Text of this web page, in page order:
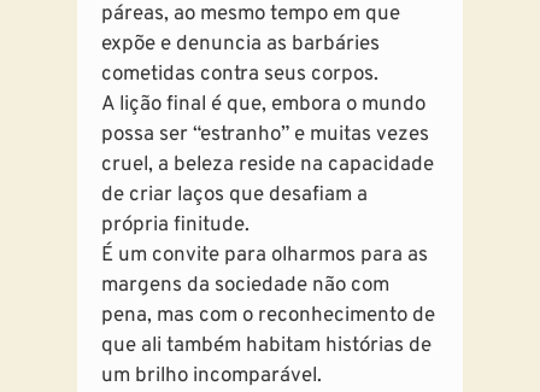
páreas, ao mesmo tempo em que
expõe e denuncia as barbáries
cometidas contra seus corpos.
A lição final é que, embora o mundo
possa ser “estranho” e muitas vezes
cruel, a beleza reside na capacidade
de criar laços que desafiam a
própria finitude.
É um convite para olharmos para as
margens da sociedade não com
pena, mas com o reconhecimento de
que ali também habitam histórias de
um brilho incomparável.